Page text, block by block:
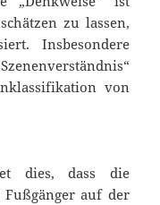
zu lassen,
Insbesondere
von
dies, dass die
auf der